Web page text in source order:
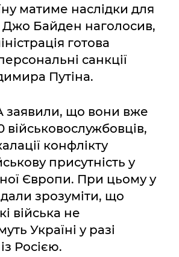
матиме наслідки для
Джо Байден наголосив,
готова
санкції
Путіна.
заявили, що вони вже
військовослужбовців,
конфлікту
присутність у
Європи. При цьому у
зрозуміти, що
війська не
Україні у разі
Росією.